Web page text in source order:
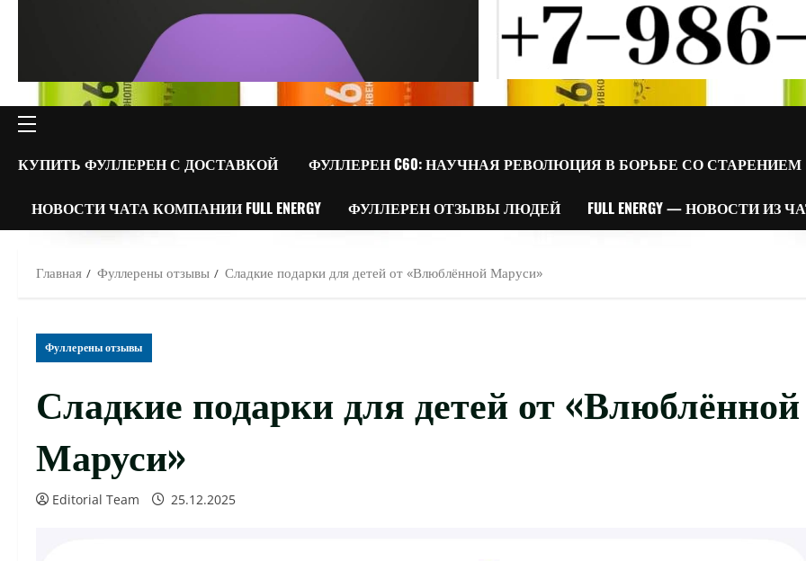
ОСНОВНОЕ
МЕНЮ
КУПИТЬ ФУЛЛЕРЕН С ДОСТАВКОЙ ФУЛЛЕРЕН C60: НАУЧНАЯ РЕВОЛЮЦИЯ В БОРЬБЕ СО СТАРЕНИЕМ
НОВОСТИ ЧАТА КОМПАНИИ FULL ENERGY ФУЛЛЕРЕН ОТЗЫВЫ ЛЮДЕЙ FULL ENERGY — НОВОСТИ ИЗ
Главная Фуллерены отзывы Сладкие подарки для детей от «Влюблённой Маруси»
Фуллерены отзывы
Сладкие подарки для детей от «Влюблённой
Маруси»
Editorial Team 25.12.2025